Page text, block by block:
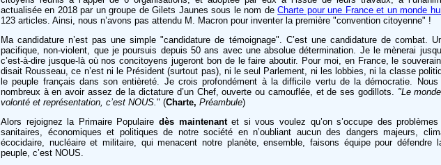
actualisée en 2018 par un groupe de Gilets Jaunes sous le nom deCharte pour une France et un monde
123 articles. Ainsi, nous n’avons pas attendu M. Macron pour inventer la première "convention citoyenne" !
Ma candidature n’est pas une simple "candidature de témoignage". C’est une candidature de combat.
pacifique, non-violent, que je poursuis depuis 50 ans avec une absolue détermination. Je le mènerai
c’est-à-dire jusque-là où nos concitoyens jugeront bon de le faire aboutir. Pour moi, en France, le
disait Rousseau, ce n’est ni le Président (surtout pas), ni le seul Parlement, ni les lobbies, ni la classe
le peuple français dans son entièreté. Je crois profondément à la difficile vertu de la démocratie. Nous
nombreux à en avoir assez de la dictature d’un Chef, ouverte ou camouflée, et de ses godillots. "Le
volonté et représentation, c’est NOUS." (Charte, Préambule)
Alors rejoignez la Primaire Populaire dès maintenantet si vous voulez qu’on s’occupe des problèmes
sanitaires, économiques et politiques de notre société en n’oubliant aucun des dangers majeurs,
écocidaire, nucléaire et militaire, qui menacent notre planète, ensemble, faisons équipe pour défendre
peuple, c’est NOUS.